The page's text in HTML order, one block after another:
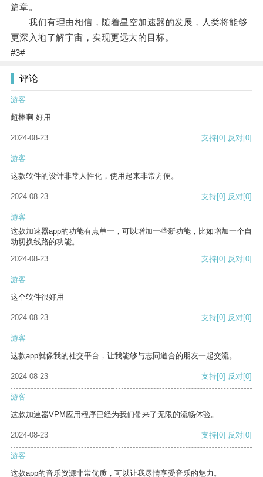
篇章。
我们有理由相信，随着星空加速器的发展，人类将能够
更深入地了解宇宙，实现更远大的目标。
#3#
评论
游客
超棒啊 好用
2024-08-23 支持[0] 反对[0]
游客
这款软件的设计非常人性化，使用起来非常方便。
2024-08-23 支持[0] 反对[0]
游客
这款加速器app的功能有点单一，可以增加一些新功能，比如增加一个自
动切换线路的功能。
2024-08-23
支持[0] 反对[0]
游客
这个软件很好用
2024-08-23 支持[0] 反对[0]
游客
这款app就像我的社交平台，让我能够与志同道合的朋友一起交流。
2024-08-23 支持[0] 反对[0]
游客
这款加速器VPM应用程序已经为我们带来了无限的流畅体验。
2024-08-23 支持[0] 反对[0]
游客
这款app的音乐资源非常优质，可以让我尽情享受音乐的魅力。